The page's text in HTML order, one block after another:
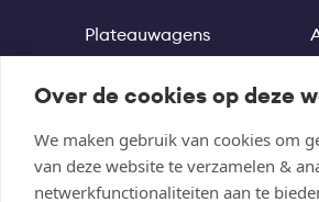
Over de cookies op deze
We maken gebruik van cookies om
van deze website te verzamelen &
netwerkfunctionaliteiten aan te
Footer
Plateauwagens